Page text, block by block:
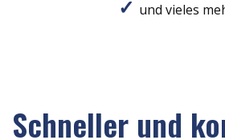
und vieles
Schneller und